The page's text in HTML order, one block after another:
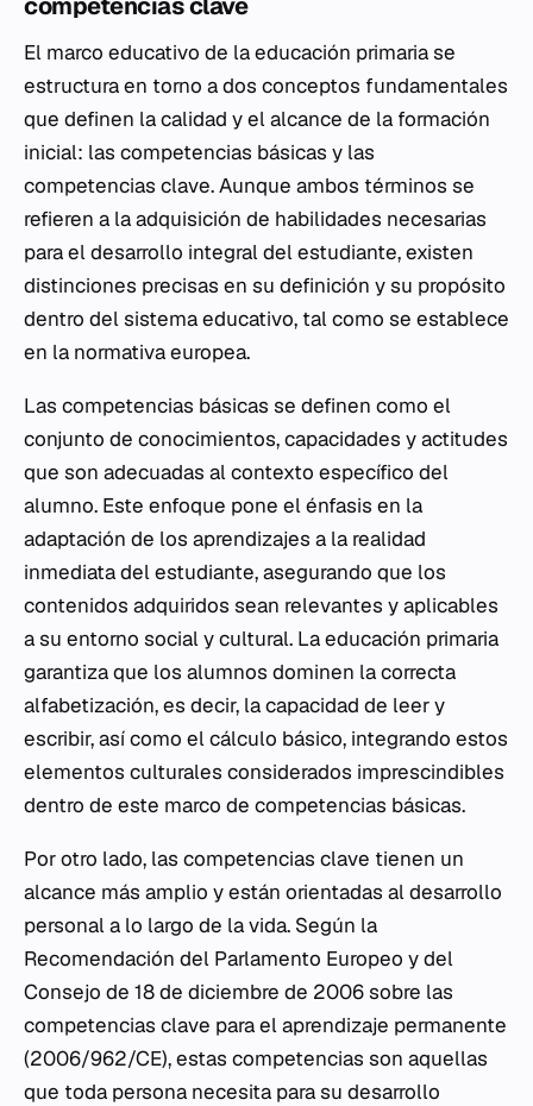
El marco educativo de la educación primaria se
estructura en torno a dos conceptos fundamentales
que definen la calidad y el alcance de la formación
inicial: las competencias básicas y las
competencias clave. Aunque ambos términos se
refieren a la adquisición de habilidades necesarias
para el desarrollo integral del estudiante, existen
distinciones precisas en su definición y su propósito
dentro del sistema educativo, tal como se establece
en la normativa europea.
Las competencias básicas se definen como el
conjunto de conocimientos, capacidades y actitudes
que son adecuadas al contexto específico del
alumno. Este enfoque pone el énfasis en la
adaptación de los aprendizajes a la realidad
inmediata del estudiante, asegurando que los
contenidos adquiridos sean relevantes y aplicables
a su entorno social y cultural. La educación primaria
garantiza que los alumnos dominen la correcta
alfabetización, es decir, la capacidad de leer y
escribir, así como el cálculo básico, integrando estos
elementos culturales considerados imprescindibles
dentro de este marco de competencias básicas.
Por otro lado, las competencias clave tienen un
alcance más amplio y están orientadas al desarrollo
personal a lo largo de la vida. Según la
Recomendación del Parlamento Europeo y del
Consejo de 18 de diciembre de 2006 sobre las
competencias clave para el aprendizaje permanente
(2006/962/CE), estas competencias son aquellas
que toda persona necesita para su desarrollo